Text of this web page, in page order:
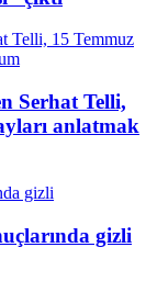
Serhat Telli,
anlatmak
gizli